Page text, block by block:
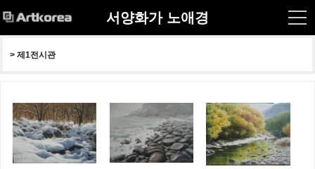
서양화가 노애경
> 제1전시관